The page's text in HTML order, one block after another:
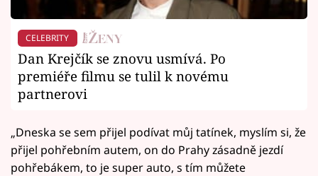
CELEBRITY
Dan Krejčík se znovu usmívá. Po
premiéře filmu se tulil k novému
partnerovi
„Dneska se sem přijel podívat můj tatínek, myslím si, že
přijel pohřebním autem, on do Prahy zásadně jezdí
pohřebákem, to je super auto, s tím můžete